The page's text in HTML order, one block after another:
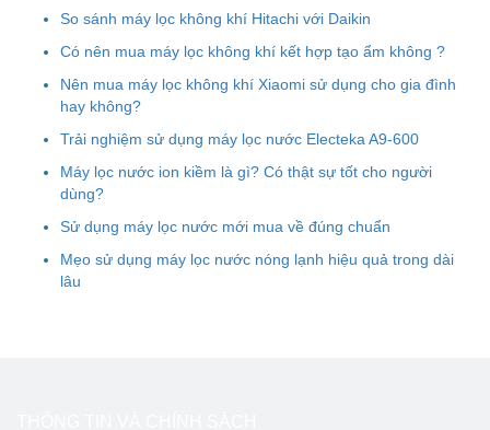
So sánh máy lọc không khí Hitachi với Daikin
Có nên mua máy lọc không khí kết hợp tạo ẩm không ?
Nên mua máy lọc không khí Xiaomi sử dụng cho gia đình
hay không?
Trải nghiệm sử dụng máy lọc nước Electeka A9-600
Máy lọc nước ion kiềm là gì? Có thật sự tốt cho người
dùng?
Sử dụng máy lọc nước mới mua về đúng chuẩn
Mẹo sử dụng máy lọc nước nóng lạnh hiệu quả trong dài
lâu